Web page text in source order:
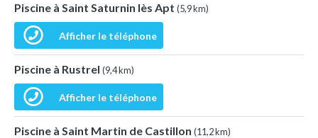
Piscine à Saint Saturnin lès Apt (5,9 km)
Afficher le téléphone
Piscine à Rustrel (9,4 km)
Afficher le téléphone
Piscine à Saint Martin de Castillon (11,2 km)